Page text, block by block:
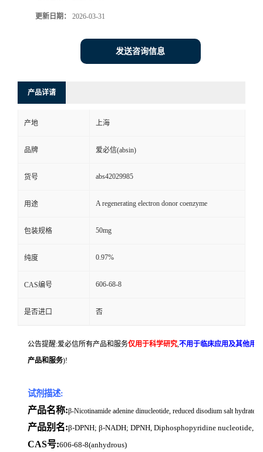
更新日期： 2026-03-31
发送咨询信息
产品详请
产地 上海
品牌 爱必信(absin)
货号 abs42029985
用途 A regenerating electron donor coenzyme
包装规格 50mg
纯度 0.97%
CAS编号 606-68-8
是否进口 否
公告提醒:爱必信所有产品和服务仅用于科学研究,不用于临床应用及其他用
产品和服务)!
试剂描述:
产品名称:β-Nicotinamide adenine dinucleotide, reduced disodium salt hydrate
产品别名:β-DPNH; β-NADH; DPNH, Diphosphopyridine nucleotide,
CAS号:606-68-8(anhydrous)